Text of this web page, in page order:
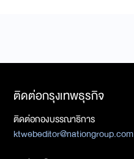
ติดต่อกรุงเทพธุรกิจ
ติดต่อกองบรรณาธิการ
ktwebeditor@nationgroup.com